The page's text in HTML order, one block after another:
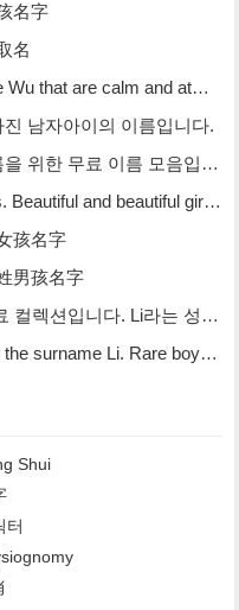
名字
名
Names for boys with the surname Wu.
남자아이의 이름입니다.
한 무료 이름 모음입니다.
and beautiful girl names.
孩名字
男孩名字
는 성을 가진 희귀한 소년 이름입니다.
boy names with the surname Li.
Shui
터